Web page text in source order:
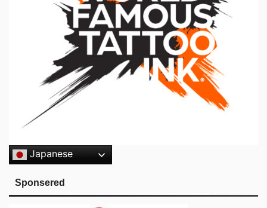
Japanese
Sponsered